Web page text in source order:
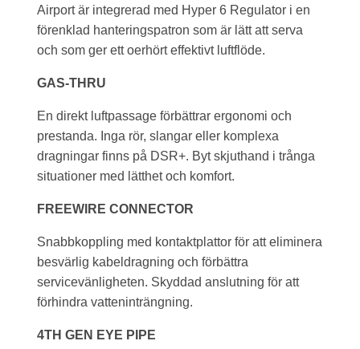
Airport är integrerad med Hyper 6 Regulator i en
förenklad hanteringspatron som är lätt att serva
och som ger ett oerhört effektivt luftflöde.
GAS-THRU
En direkt luftpassage förbättrar ergonomi och
prestanda. Inga rör, slangar eller komplexa
dragningar finns på DSR+. Byt skjuthand i trånga
situationer med lätthet och komfort.
FREEWIRE CONNECTOR
Snabbkoppling med kontaktplattor för att eliminera
besvärlig kabeldragning och förbättra
servicevänligheten. Skyddad anslutning för att
förhindra vatteninträngning.
4TH GEN EYE PIPE